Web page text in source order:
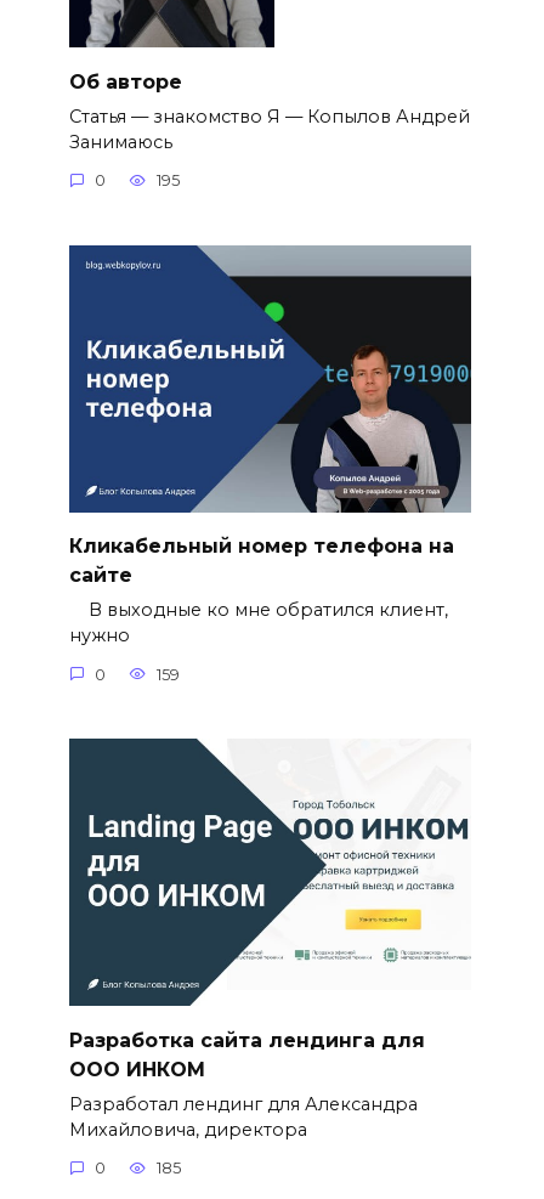
Об авторе
Cтатья — знакомство Я — Копылов Андрей
Занимаюсь
0 195
Кликабельный номер телефона на
сайте
В выходные ко мне обратился клиент,
нужно
0 159
Разработка сайта лендинга для
ООО ИНКОМ
Разработал лендинг для Александра
Михайловича, директора
0 185